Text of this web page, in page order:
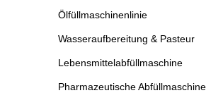
Ölfüllmaschinenlinie
Wasseraufbereitung & Pasteur
Lebensmittelabfüllmaschine
Pharmazeutische Abfüllmaschine